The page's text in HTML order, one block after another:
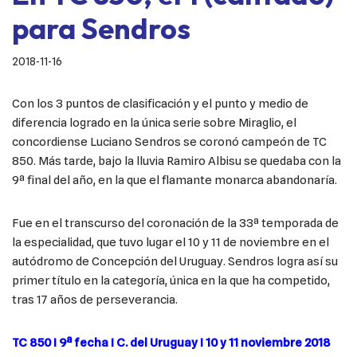
para Sendros
2018-11-16
Con los 3 puntos de clasificación y el punto y medio de
diferencia logrado en la única serie sobre Miraglio, el
concordiense Luciano Sendros se coronó campeón de TC
850. Más tarde, bajo la lluvia Ramiro Albisu se quedaba con la
9ª final del año, en la que el flamante monarca abandonaría.
Fue en el transcurso del coronación de la 33ª temporada de
la especialidad, que tuvo lugar el 10 y 11 de noviembre en el
autódromo de Concepción del Uruguay. Sendros logra así su
primer título en la categoría, única en la que ha competido,
tras 17 años de perseverancia.
TC 850 I 9ª fecha I C. del Uruguay I 10 y 11 noviembre 2018